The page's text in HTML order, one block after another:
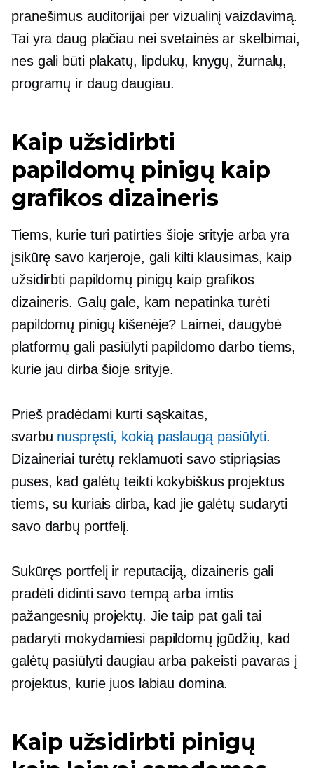
pranešimus auditorijai per vizualinį vaizdavimą.
Tai yra daug plačiau nei svetainės ar skelbimai,
nes gali būti plakatų, lipdukų, knygų, žurnalų,
programų ir daug daugiau.
Kaip užsidirbti
papildomų pinigų kaip
grafikos dizaineris
Tiems, kurie turi patirties šioje srityje arba yra
įsikūrę savo karjeroje, gali kilti klausimas, kaip
užsidirbti papildomų pinigų kaip grafikos
dizaineris. Galų gale, kam nepatinka turėti
papildomų pinigų kišenėje? Laimei, daugybė
platformų gali pasiūlyti papildomo darbo tiems,
kurie jau dirba šioje srityje.
Prieš pradėdami kurti sąskaitas,
svarbu nuspręsti, kokią paslaugą pasiūlyti.
Dizaineriai turėtų reklamuoti savo stipriąsias
puses, kad galėtų teikti kokybiškus projektus
tiems, su kuriais dirba, kad jie galėtų sudaryti
savo darbų portfelį.
Sukūręs portfelį ir reputaciją, dizaineris gali
pradėti didinti savo tempą arba imtis
pažangesnių projektų. Jie taip pat gali tai
padaryti mokydamiesi papildomų įgūdžių, kad
galėtų pasiūlyti daugiau arba pakeisti pavaras į
projektus, kurie juos labiau domina.
Kaip užsidirbti pinigų